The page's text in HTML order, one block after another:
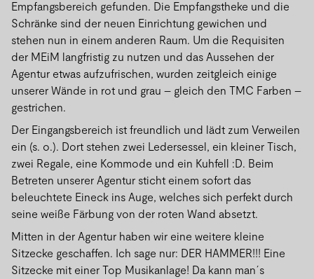
Empfangsbereich gefunden. Die Empfangstheke und die
Schränke sind der neuen Einrichtung gewichen und
stehen nun in einem anderen Raum. Um die Requisiten
der MEiM langfristig zu nutzen und das Aussehen der
Agentur etwas aufzufrischen, wurden zeitgleich einige
unserer Wände in rot und grau – gleich den TMC Farben –
gestrichen.
Der Eingangsbereich ist freundlich und lädt zum Verweilen
ein (s. o.). Dort stehen zwei Ledersessel, ein kleiner Tisch,
zwei Regale, eine Kommode und ein Kuhfell :D. Beim
Betreten unserer Agentur sticht einem sofort das
beleuchtete Eineck ins Auge, welches sich perfekt durch
seine weiße Färbung von der roten Wand absetzt.
Mitten in der Agentur haben wir eine weitere kleine
Sitzecke geschaffen. Ich sage nur: DER HAMMER!!! Eine
Sitzecke mit einer Top Musikanlage! Da kann man´s